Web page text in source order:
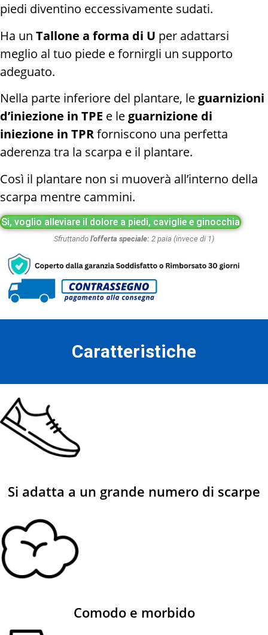
piedi diventino eccessivamente sudati.
Ha un Tallone a forma di U per adattarsi
meglio al tuo piede e fornirgli un supporto
adeguato.
Nella parte inferiore del plantare, leguarnizioni
d’iniezione in TPE e leguarnizione di
iniezione in TPRforniscono una perfetta
aderenza tra la scarpa e il plantare.
Così il plantare non si muoverà all’interno della
scarpa mentre cammini.
Si, voglio alleviare il dolore a piedi, caviglie e ginocchia
Sfruttando l’offerta speciale: 2 paia (invece di 1)
Caratteristiche
Si adatta a un grande numero di scarpe
Comodo e morbido